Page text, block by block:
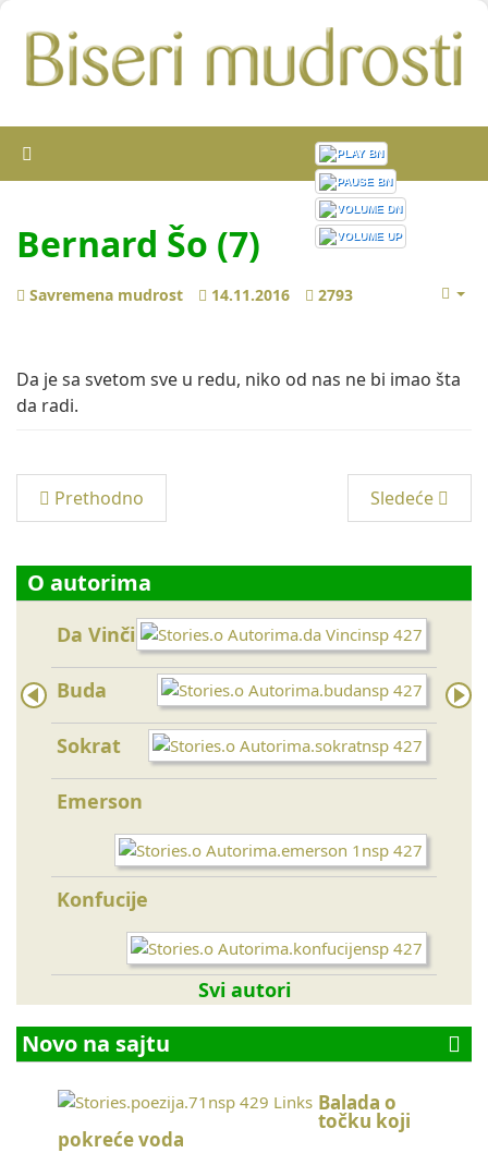
Bernard Šo (7)
Savremena mudrost 14.11.2016 2793
Da je sa svetom sve u redu, niko od nas ne bi imao šta
da radi.
Prethodno Sledeće
O autorima
Da Vinči
Buda
Sokrat
Emerson
Konfucije
Svi autori
Novo na sajtu
Balada o
točku koji
pokreće voda